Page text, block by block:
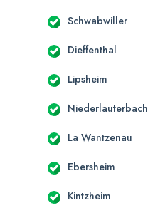
Schwabwiller
Dieffenthal
Lipsheim
Niederlauterbach
La Wantzenau
Ebersheim
Kintzheim